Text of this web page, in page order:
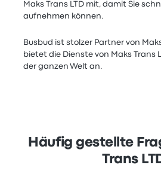
Maks Trans LTD mit, damit Sie
aufnehmen können.
Busbud ist stolzer Partner von
bietet die Dienste von Maks Trans
der ganzen Welt an.
Häufig gestellte
Trans